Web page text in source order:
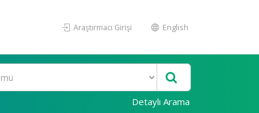
Araştırmacı Girişi English
Detaylı Arama